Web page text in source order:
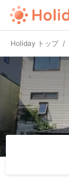
Holiday トップ